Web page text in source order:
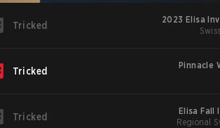
Tricked
2023 Elisa
Tricked
Pinnacle
Tricked
Elisa Fall
Regional